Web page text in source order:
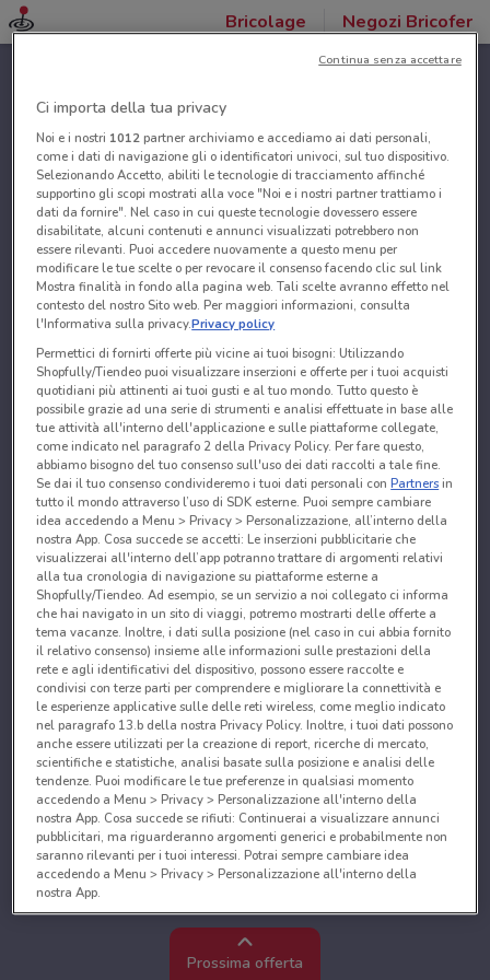
Bricolage Negozi Bricofer
Prossima offerta
Ci importa della tua privacy
Noi e i nostri 1012partner archiviamo e accediamo ai dati personali,
come i dati di navigazione gli o identificatori univoci, sul tuo dispositivo.
Selezionando Accetto, abiliti le tecnologie di tracciamento affinché
supportino gli scopi mostrati alla voce "Noi e i nostri partner trattiamo i
dati da fornire". Nel caso in cui queste tecnologie dovessero essere
disabilitate, alcuni contenuti e annunci visualizzati potrebbero non
essere rilevanti. Puoi accedere nuovamente a questo menu per
modificare le tue scelte o per revocare il consenso facendo clic sul link
Mostra finalità in fondo alla pagina web. Tali scelte avranno effetto nel
contesto del nostro Sito web. Per maggiori informazioni, consulta
l'Informativa sulla privacy.Privacy policy
Permettici di fornirti offerte più vicine ai tuoi bisogni: Utilizzando
Shopfully/Tiendeo puoi visualizzare inserzioni e offerte per i tuoi acquisti
quotidiani più attinenti ai tuoi gusti e al tuo mondo. Tutto questo è
possibile grazie ad una serie di strumenti e analisi effettuate in base alle
tue attività all'interno dell'applicazione e sulle piattaforme collegate,
come indicato nel paragrafo 2 della Privacy Policy. Per fare questo,
abbiamo bisogno del tuo consenso sull'uso dei dati raccolti a tale fine.
Se dai il tuo consenso condivideremo i tuoi dati personali conPartnersin
tutto il mondo attraverso l’uso di SDK esterne. Puoi sempre cambiare
idea accedendo a Menu > Privacy > Personalizzazione, all’interno della
nostra App. Cosa succede se accetti: Le inserzioni pubblicitarie che
visualizzerai all'interno dell’app potranno trattare di argomenti relativi
alla tua cronologia di navigazione su piattaforme esterne a
Shopfully/Tiendeo. Ad esempio, se un servizio a noi collegato ci informa
che hai navigato in un sito di viaggi, potremo mostrarti delle offerte a
tema vacanze. Inoltre, i dati sulla posizione (nel caso in cui abbia fornito
il relativo consenso) insieme alle informazioni sulle prestazioni della
rete e agli identificativi del dispositivo, possono essere raccolte e
condivisi con terze parti per comprendere e migliorare la connettività e
le esperienze applicative sulle delle reti wireless, come meglio indicato
nel paragrafo 13.b della nostra Privacy Policy. Inoltre, i tuoi dati possono
anche essere utilizzati per la creazione di report, ricerche di mercato,
scientifiche e statistiche, analisi basate sulla posizione e analisi delle
tendenze. Puoi modificare le tue preferenze in qualsiasi momento
accedendo a Menu > Privacy > Personalizzazione all'interno della
nostra App. Cosa succede se rifiuti: Continuerai a visualizzare annunci
pubblicitari, ma riguarderanno argomenti generici e probabilmente non
saranno rilevanti per i tuoi interessi. Potrai sempre cambiare idea
accedendo a Menu > Privacy > Personalizzazione all'interno della
nostra App.
Noi e i nostri partner trattiamo i dati per fornire:
Utilizzare dati di geolocalizzazione precisi. Scansione attiva delle
caratteristiche del dispositivo ai fini dell’identificazione. Archiviare
Continua senza accettare